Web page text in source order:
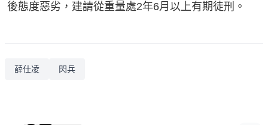
後態度惡劣，建請從重量處2年6月以上有期徒刑。
薛仕凌 閃兵